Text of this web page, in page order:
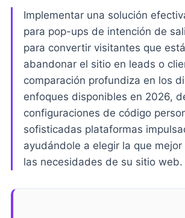
Implementar una solución
para pop-ups de intención de
para convertir visitantes que
abandonar el sitio en leads o
comparación profundiza en los
enfoques disponibles en 2026,
configuraciones de código
sofisticadas plataformas
ayudándole a elegir la que
las necesidades de su sitio web.